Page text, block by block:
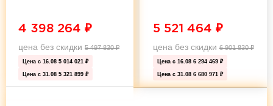
4 398 264 ₽
цена без скидки 5 497 830₽
Цена с 16.08 5 014 021 ₽
Цена с 31.08 5 321 899 ₽
5 521 464 ₽
цена без скидки6 901 830₽
Цена с 16.08 6 294 469 ₽
Цена с 31.08 6 680 971 ₽